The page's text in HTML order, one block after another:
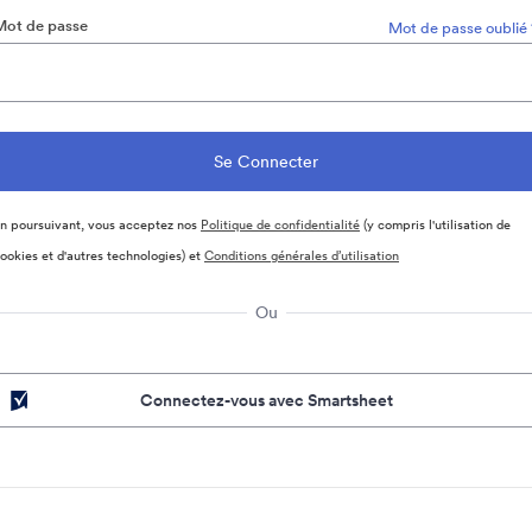
de passe Mot de passe oublié
poursuivant, vous acceptez nos Politique de confidentialité(y compris l'utilisation de
et d'autres technologies) etConditions générales d’utilisation
Ou
Connectez-vous avec Smartsheet